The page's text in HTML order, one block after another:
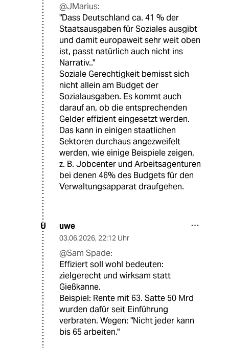
@JMarius:
"Dass Deutschland ca. 41 % der
Staatsausgaben für Soziales ausgibt
und damit europaweit sehr weit oben
ist, passt natürlich auch nicht ins
Narrativ.."
Soziale Gerechtigkeit bemisst sich
nicht allein am Budget der
Sozialausgaben. Es kommt auch
darauf an, ob die entsprechenden
Gelder effizient eingesetzt werden.
Das kann in einigen staatlichen
Sektoren durchaus angezweifelt
werden, wie einige Beispiele zeigen,
z. B. Jobcenter und Arbeitsagenturen
bei denen 46% des Budgets für den
Verwaltungsapparat draufgehen.
U uwe
03.06.2026, 22:12 Uhr
@Sam Spade:
Effiziert soll wohl bedeuten:
zielgerecht und wirksam statt
Gießkanne.
Beispiel: Rente mit 63. Satte 50 Mrd
wurden dafür seit Einführung
verbraten. Wegen: "Nicht jeder kann
bis 65 arbeiten."